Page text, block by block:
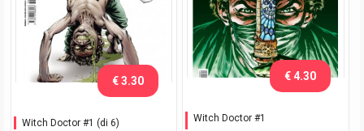
Witch Doctor #1 (di 6)
€ 3.30
Witch Doctor #1
€ 4.30